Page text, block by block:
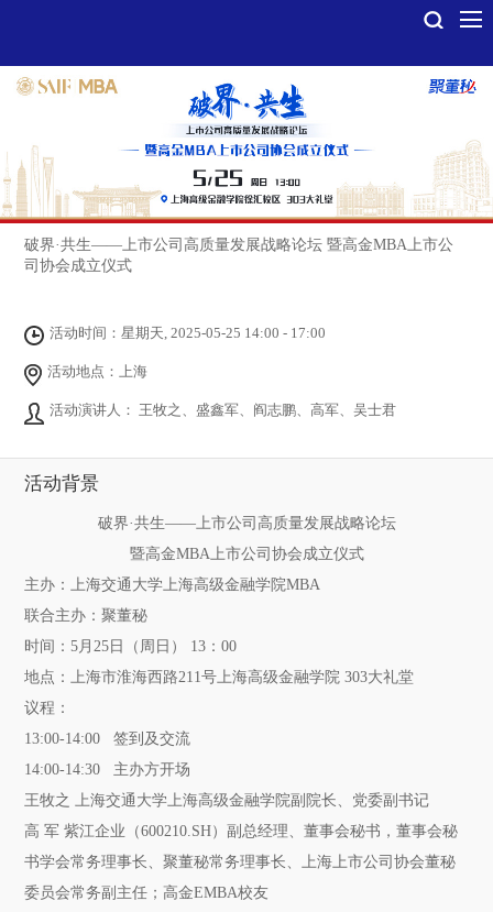
破界·共生——上市公司高质量发展战略论坛 暨高金MBA上市公
司协会成立仪式
活动时间：星期天, 2025-05-25 14:00 - 17:00
活动地点：上海
活动演讲人： 王牧之、盛鑫军、阎志鹏、高军、吴士君
活动背景
破界·共生——上市公司高质量发展战略论坛
暨高金MBA上市公司协会成立仪式
主办：
上海交通大学上海高级金融学院MBA
联合主办：聚董秘
时间：5月25日（周日） 13：00
地点：
上海市淮海西路211号上海高级金融学院 303大礼堂
议程：
13:00-14:00 签到及交流
14:00-14:30 主办方开场
王牧之 上海交通大学上海高级金融学院副院长、党委副书记
高 军 紫江企业（600210.SH）副总经理、董事会秘书，董事会秘
书学会常务理事长、聚董秘常务理事长、上海上市公司协会董秘
委员会常务副主任；高金EMBA校友